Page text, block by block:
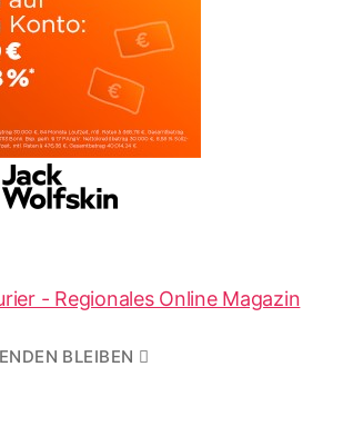
- Regionales Online Magazin
BLEIBEN